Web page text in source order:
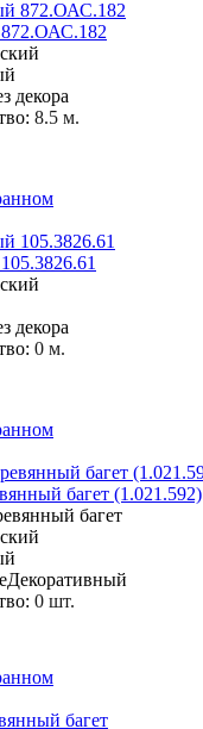
872.ОАС.182
декора
8.5 м.
декора
0 м.
багет (1.021.592)
багет
0 шт.